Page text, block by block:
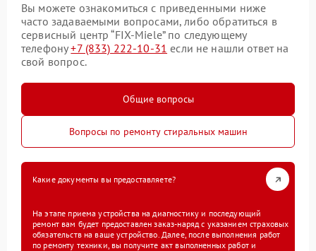
Вы можете ознакомиться с приведенными ниже
часто задаваемыми вопросами, либо обратиться в
сервисный центр “FIX-Miele” по следующему
телефону+7 (833) 222-10-31 если не нашли ответ на
свой вопрос.
Общие вопросы
Вопросы по ремонту стиральных машин
Какие документы вы предоставляете?
На этапе приема устройства на диагностику и последующий
ремонт вам будет предоставлен заказ-наряд с указанием страховых
обязательств на ваше устройство. Далее, после выполнения работ
по ремонту техники, вы получите акт выполненных работ и